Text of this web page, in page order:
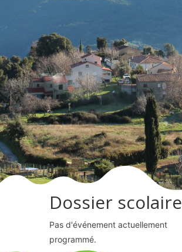
Dossier scolaire
Pas d'événement actuellement
programmé.